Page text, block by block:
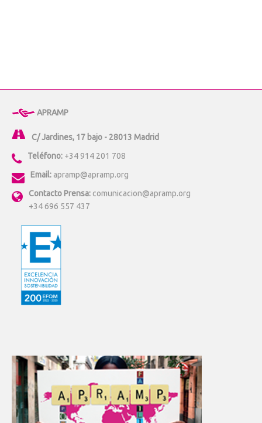
APRAMP
C/ Jardines, 17 bajo - 28013 Madrid
Teléfono: +34 914 201 708
Email: apramp@apramp.org
Contacto Prensa: comunicacion@apramp.org
+34 696 557 437